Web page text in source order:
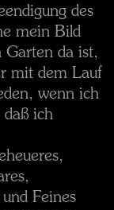
des
mein Bild
Garten da ist,
mit dem Lauf
wenn ich
daß ich
Feines